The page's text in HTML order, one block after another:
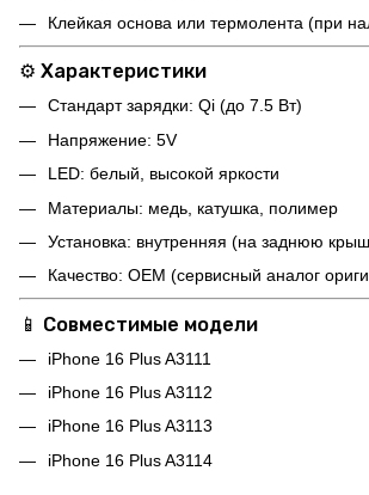
Клейкая основа или термолента (при
⚙️ Характеристики
Стандарт зарядки: Qi (до 7.5 Вт)
Напряжение: 5V
LED: белый, высокой яркости
Материалы: медь, катушка, полимер
Установка: внутренняя (на заднюю
Качество: OEM (сервисный аналог
📱 Совместимые модели
iPhone 16 Plus A3111
iPhone 16 Plus A3112
iPhone 16 Plus A3113
iPhone 16 Plus A3114